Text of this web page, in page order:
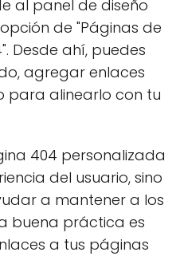
al panel de diseño
de "Páginas de
Desde ahí, puedes
agregar enlaces
para alinearlo con tu
404 personalizada
del usuario, sino
a mantener a los
buena práctica es
a tus páginas